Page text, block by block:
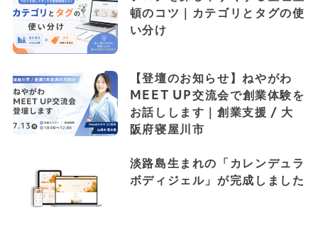
頓のコツ｜カテゴリとタグの使
い分け
【登壇のお知らせ】ねやがわ
MEET UP交流会で創業体験を
お話しします｜創業支援 / 大
阪府寝屋川市
淡路島生まれの「カレンデュラ
ボディジェル」が完成しました